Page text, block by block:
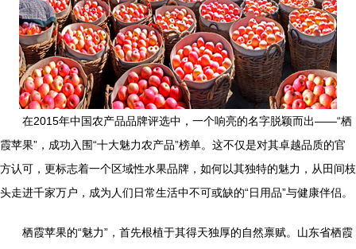
在2015年中国农产品品牌评选中，一个响亮的名字脱颖而出——“栖
霞苹果”，成功入围“十大魅力农产品”榜单。这不仅是对其卓越品质的官
方认可，更标志着一个区域性水果品牌，如何以其独特的魅力，从田间枝
头走进千家万户，成为人们日常生活中不可或缺的“日用品”与健康伴侣。
栖霞苹果的“魅力”，首先根植于其得天独厚的自然禀赋。山东省栖霞